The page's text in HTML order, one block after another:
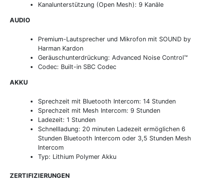
Kanalunterstützung (Open Mesh): 9 Kanäle
AUDIO
Premium-Lautsprecher und Mikrofon mit SOUND by
Harman Kardon
Geräuschunterdrückung: Advanced Noise Control™
Codec: Built-in SBC Codec
AKKU
Sprechzeit mit Bluetooth Intercom: 14 Stunden
Sprechzeit mit Mesh Intercom: 9 Stunden
Ladezeit: 1 Stunden
Schnellladung: 20 minuten Ladezeit ermöglichen 6
Stunden Bluetooth Intercom oder 3,5 Stunden Mesh
Intercom
Typ: Lithium Polymer Akku
ZERTIFIZIERUNGEN